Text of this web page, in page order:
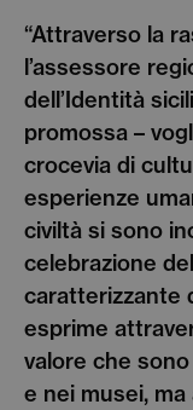
“Attraverso la
l’assessore
dell’Identità
promossa –
crocevia di
esperienze
civiltà si sono
celebrazione
caratterizzante
esprime
valore che
e nei musei,